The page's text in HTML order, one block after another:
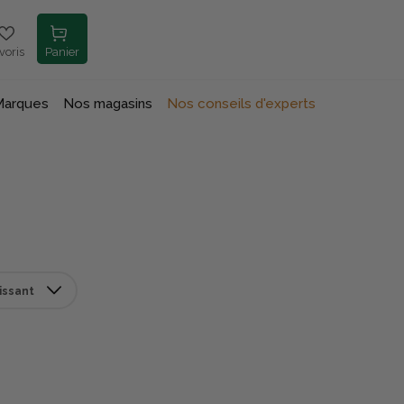
Panier
Nos magasins Nos conseils d'experts